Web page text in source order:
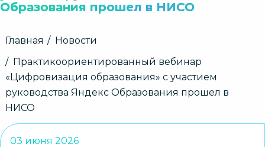
Образования прошел в НИСО
Строка
Главная
Новости
Практикоориентированный вебинар
«Цифровизация образования» с участием
руководства Яндекс Образования прошел в
НИСО
03 июня 2026